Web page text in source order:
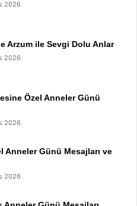
2026
Arzum ile Sevgi Dolu Anlar
2026
Özel Anneler Günü
2026
Anneler Günü Mesajları ve
2026